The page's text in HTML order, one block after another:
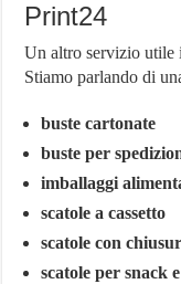
Print24
Un altro servizio utile
Stiamo parlando di
buste cartonate
buste per
imballaggi
scatole a cassetto
scatole con
scatole per snack